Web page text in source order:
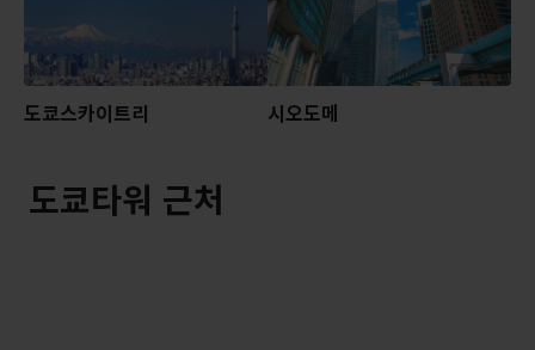
도쿄스카이트리 시오도메
도쿄타워 근처